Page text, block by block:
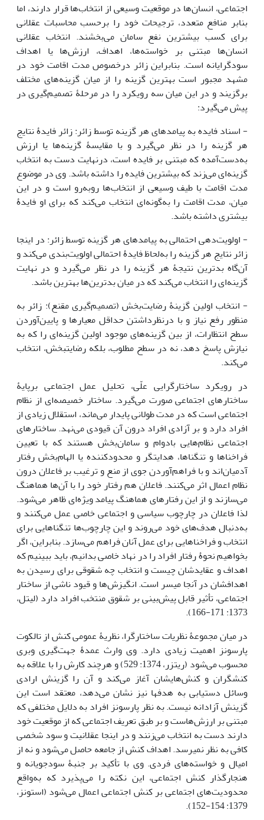
اجتماعی، انسان‌ها در موقعیت وسیعی از انتخاب‌ها قرار دارند، اما
بنابر منافع متعدد، ترجیحات خود را برحسب محاسبات عقلانی
برای کسب بیشترین نفع سامان می‌بخشند. انتخاب عقلانی
انسان‌ها مبتنی بر خواسته‌ها، اهداف، ارزش‌ها یا اهداف
سودگرایانه است. بنابراین زائر درخصوص مدت اقامت خود در
مشهد مجبور است بهترین گزینه را از میان گزینه‌های مختلف
برگزیند و در این میان سه رویکرد را در مرحلۀ تصمیم‌گیری در
پیش می‌گیرد:
- اسناد فایده به پیامدهای هر گزینه توسط زائر: زائر فایدۀ نتایج
هر گزینه را در نظر می‌گیرد و با مقایسۀ گزینه‌ها یا ارزش
به‌دست‌آمده که مبتنی بر فایده است، درنهایت دست به انتخاب
گزینه‌ای می‌زند که بیشترین فایده را داشته باشد. وی در موضوع
مدت اقامت با طیف وسیعی از انتخاب‌ها روبه‌رو است و در این
میان، مدت اقامت را به‌گونه‌ای انتخاب می‌کند که برای او فایدۀ
بیشتری داشته باشد.
- اولویت‌دهی احتمالی به پیامدهای هر گزینه توسط زائر: در اینجا
زائر نتایج هر گزینه را به‌لحاظ فایدۀ احتمالی اولویت‌بندی می‌کند و
آن‌گاه بدترین نتیجۀ هر گزینه را در نظر می‌گیرد و در نهایت
گزینه‌ای را انتخاب می‌کند که در میان بدترین‌ها بهترین باشد.
- انتخاب اولین گزینۀ رضایت‌بخش (تصمیم‌گیری مقنع): زائر به
منظور رفع نیاز و با درنظرداشتن حداقل معیارها و پایین‌آوردن
سطح انتظارات، از بین گزینه‌های موجود اولین گزینه‌ای را که به
نیازش پاسخ دهد، نه در سطح مطلوب، بلکه رضایت­بخش، انتخاب
می‌کند.
در رویکرد ساختارگرایی علّی، تحلیل عمل اجتماعی برپایۀ
ساختارهای اجتماعی صورت می‌گیرد. ساختار خصیصه‌‌ای از نظام
اجتماعی است که در مدت طولانی پایدار می‌ماند، استقلال زیادی از
افراد دارد و بر آزادی افراد درون آن قیودی می‌نهد. ساختارهای
اجتماعی نظام‌هایی بادوام و سامان‌بخش هستند که با تعیین
فراخناها و تنگناها، هدایتگر و محدودکننده یا الهام‌بخش رفتار
آدمیان‌اند و با فراهم‌آوردن جوی از منع و ترغیب بر فاعلان درون
نظام اعمال اثر می‌کنند. فاعلان هم رفتار خود را با آن‌ها هماهنگ
می‌سازند و از این رفتارهای هماهنگ پیامد ویژه‌ای ظاهر می‌شود.
لذا فاعلان در چارچوب سیاسی و اجتماعی خاصی عمل می‌کنند و
به‌دنبال هدف‌های خود می‌روند و این چارچوب‌ها تنگناهایی برای
انتخاب و فراخناهایی برای عمل آنان فراهم می‌سازد. بنابراین، اگر
بخواهیم نحوۀ رفتار افراد را در نهاد خاصی بدانیم، باید ببینیم که
اهداف و عقایدشان چیست و انتخاب چه شقوقی برای رسیدن به
اهدافشان در آنجا میسر است. انگیزش‌ها و قیود ناشی از ساختار
اجتماعی، تأثیر قابل پیش‌بینی بر شقوق منتخب افراد دارد (لیتل،
1373: 171-166).
در میان مجموعۀ نظریات ساختارگرا، نظریۀ عمومی کنش از تالکوت
پارسونز اهمیت زیادی دارد. وی وارث عمدۀ جهت‌گیری وبری
محسوب می‌شود (ریتزر، 1374: 529) و هرچند کارش را با علاقه به
کنشگران و کنش‌هایشان آغاز می‌کند و آن را گزینش ارادی
وسائل دستیابی به هدف­ها نیز نشان می‌دهد، معتقد است این
گزینش آزادانه نیست. به نظر پارسونز افراد به دلایل مختلفی که
مبتنی بر ارزش‌هاست و بر طبق تعریف اجتماعی که از موقعیت خود
دارند دست به انتخاب می‌زنند و در اینجا عقلانیت و سود شخصی
کافی به نظر نمی­رسد. اهداف کنش از جامعه حاصل می‌شود و نه از
امیال و خواسته‌های فردی. وی با تأکید بر جنبۀ سودجویانه و
هنجارگذار کنش اجتماعی، این نکته را می‌پذیرد که به‌واقع
محدودیت‌های اجتماعی بر کنش اجتماعی اعمال می‌شود (استونز،
1379: 154-152).